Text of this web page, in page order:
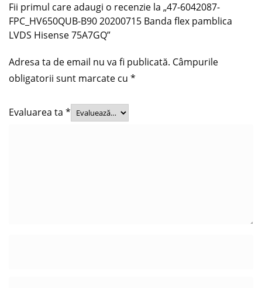
Fii primul care adaugi o recenzie la „47-6042087-
FPC_HV650QUB-B90 20200715 Banda flex pamblica
LVDS Hisense 75A7GQ”
Adresa ta de email nu va fi publicată. Câmpurile
obligatorii sunt marcate cu *
Evaluarea ta *